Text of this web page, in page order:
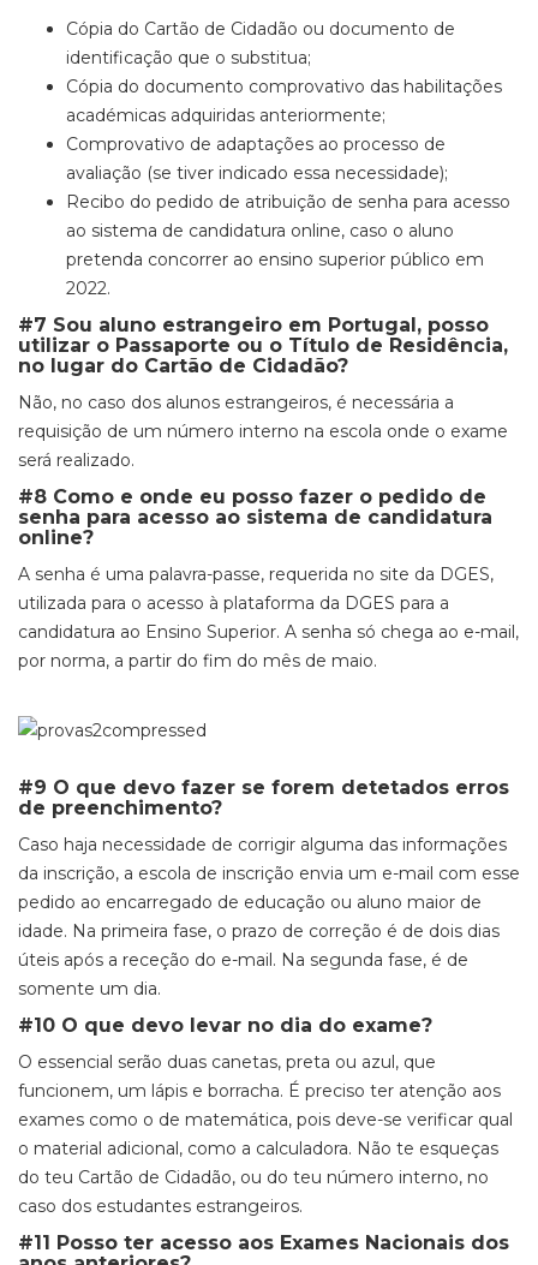
Cópia do Cartão de Cidadão ou documento de
identificação que o substitua;
Cópia do documento comprovativo das habilitações
académicas adquiridas anteriormente;
Comprovativo de adaptações ao processo de
avaliação (se tiver indicado essa necessidade);
Recibo do pedido de atribuição de senha para acesso
ao sistema de candidatura online, caso o aluno
pretenda concorrer ao ensino superior público em
2022.
#7 Sou aluno estrangeiro em Portugal, posso
utilizar o Passaporte ou o Título de Residência,
no lugar do Cartão de Cidadão?
Não, no caso dos alunos estrangeiros, é necessária a
requisição de um número interno na escola onde o exame
será realizado.
#8 Como e onde eu posso fazer o pedido de
senha para acesso ao sistema de candidatura
online?
A senha é uma palavra-passe, requerida no site da DGES,
utilizada para o acesso à plataforma da DGES para a
candidatura ao Ensino Superior. A senha só chega ao e-mail,
por norma, a partir do fim do mês de maio.
#9 O que devo fazer se forem detetados erros
de preenchimento?
Caso haja necessidade de corrigir alguma das informações
da inscrição, a escola de inscrição envia um e-mail com esse
pedido ao encarregado de educação ou aluno maior de
idade. Na primeira fase, o prazo de correção é de dois dias
úteis após a receção do e-mail. Na segunda fase, é de
somente um dia.
#10 O que devo levar no dia do exame?
O essencial serão duas canetas, preta ou azul, que
funcionem, um lápis e borracha. É preciso ter atenção aos
exames como o de matemática, pois deve-se verificar qual
o material adicional, como a calculadora. Não te esqueças
do teu Cartão de Cidadão, ou do teu número interno, no
caso dos estudantes estrangeiros.
#11 Posso ter acesso aos Exames Nacionais dos